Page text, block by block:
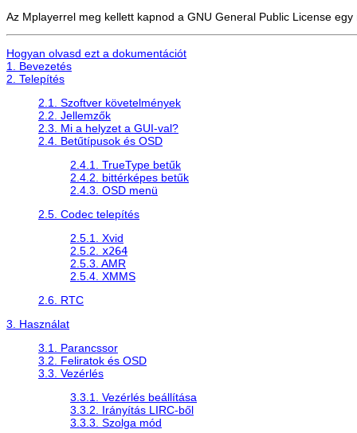
Az Mplayerrel meg kellett kapnod a GNU General Public License
Hogyan olvasd ezt a dokumentációt
1. Bevezetés
2. Telepítés
2.1. Szoftver követelmények
2.2. Jellemzők
2.3. Mi a helyzet a GUI-val?
2.4. Betűtípusok és OSD
2.4.1. TrueType betűk
2.4.2. bittérképes betűk
2.4.3. OSD menü
2.5. Codec telepítés
2.5.1. Xvid
2.5.2. x264
2.5.3. AMR
2.5.4. XMMS
2.6. RTC
3. Használat
3.1. Parancssor
3.2. Feliratok és OSD
3.3. Vezérlés
3.3.1. Vezérlés beállítása
3.3.2. Irányítás LIRC-ből
3.3.3. Szolga mód